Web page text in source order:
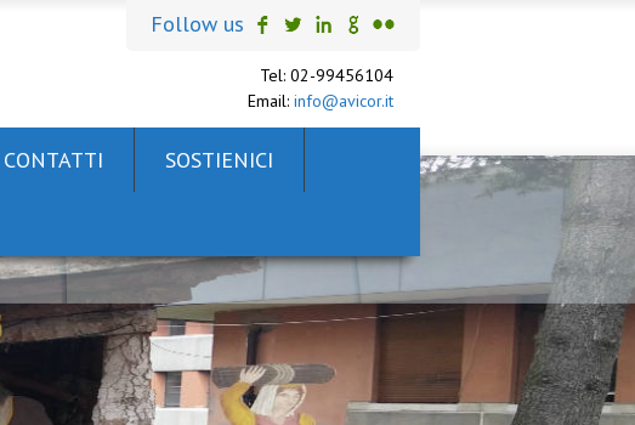
Follow us
Tel: 02-99456104
Email: info@avicor.it
CONTATTI SOSTIENICI